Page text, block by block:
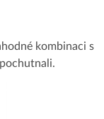
kombinaci s